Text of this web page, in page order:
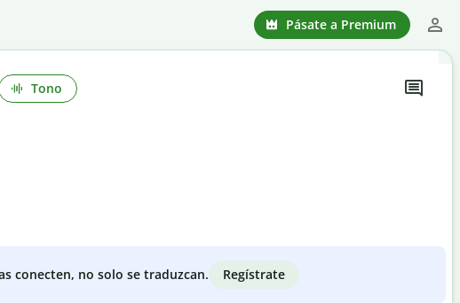
Pásate a Premium
Tono
conecten, no solo se traduzcan. Regístrate